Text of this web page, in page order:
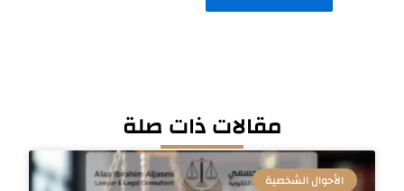
مقالات ذات صلة
الأحوال الشخصية